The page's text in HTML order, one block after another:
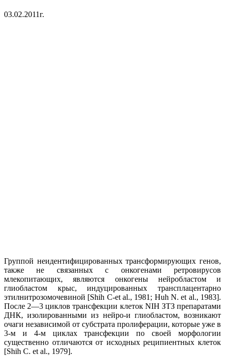
03.02.2011г.
Группой неидентифицированных трансформирующих генов,
также не связанных с онкогенами ретровирусов
млекопитающих, являются онкогены нейробластом и
глиобластом крыс, индуцированных трансплацентарно
этилнитрозомочевиной [Shih С-et al., 1981; Huh N. et al., 1983].
После 2—3 циклов трансфекции клеток NIH ЗТЗ препаратами
ДНК, изолированными из нейро-и глиобластом, возникают
очаги независимой от субстрата пролиферации, которые уже в
3-м и 4-м циклах трансфекции по своей морфологии
существенно отличаются от исходных реципиентных клеток
[Shih С. et al., 1979].